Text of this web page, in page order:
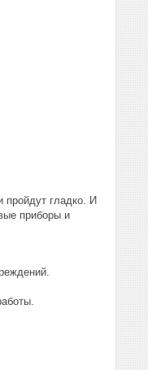
пройдут гладко. И
приборы и